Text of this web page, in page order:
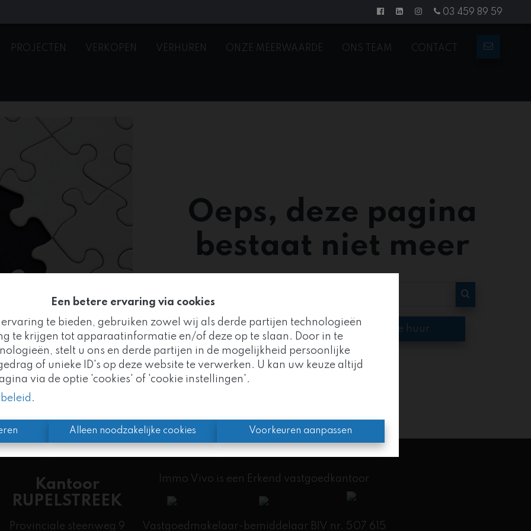
Een betere ervaring via cookies
te bieden, gebruiken zowel wij als derde partijen technologieën
te krijgen tot apparaatinformatie en/of deze op te slaan. Door in te
stelt u ons en derde partijen in de mogelijkheid persoonlijke
of unieke ID's op deze website te verwerken. U kan uw keuze altijd
via de optie 'cookies' of 'cookie instellingen'.
.
Alleen noodzakelijke cookies Voorkeuren aanpassen
03 459 89 59
PROJECTEN VERKOPEN VERHUREN ONZE MEERWAARDE ONS TEAM CONTACT
Oeps, deze pagina
bestaat niet meer
Te koop Te huur
Kantoor
RUPELSTREEK
Provinciale steenweg 9
Immo Vivo is een Erkend vastgoedkantoor
Vastgoedmakelaar-bemiddelaar BIV nr. 507 615
Goed nieuws!
Vivo maakt nu deel uit van deAltro Vastgoedgroep
we uw vertrouwde partner, met nog meer expertise en kracht.